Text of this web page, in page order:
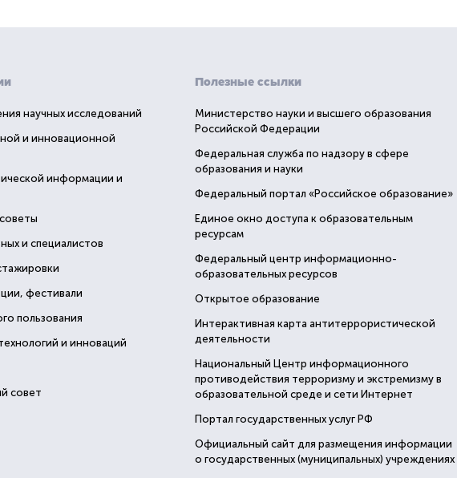
научных исследований
и инновационной
информации и
и специалистов
фестивали
пользования
и инноваций
совет
Полезные ссылки
Министерство науки и высшего образования
Российской Федерации
Федеральная служба по надзору в сфере
образования и науки
Федеральный портал «Российское образование»
Единое окно доступа к образовательным
ресурсам
Федеральный центр информационно-
образовательных ресурсов
Открытое образование
Интерактивная карта антитеррористической
деятельности
Национальный Центр информационного
противодействия терроризму и экстремизму в
образовательной среде и сети Интернет
Портал государственных услуг РФ
Официальный сайт для размещения информации
о государственных (муниципальных) учреждениях